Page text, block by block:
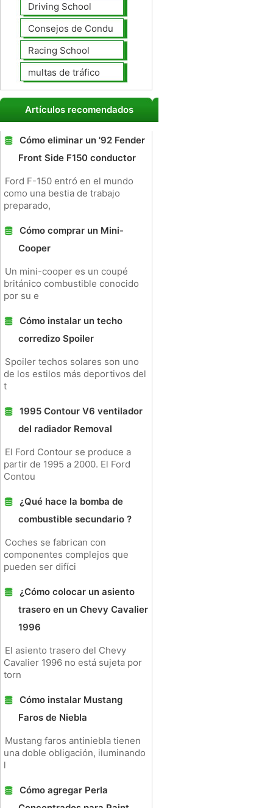
Driving School
Consejos de Conducción
Racing School
multas de tráfico
Artículos recomendados
Cómo eliminar un '92 Fender
Front Side F150 conductor
Ford F-150 entró en el mundo
como una bestia de trabajo
preparado,
Cómo comprar un Mini-
Cooper
Un mini-cooper es un coupé
británico combustible conocido
por su e
Cómo instalar un techo
corredizo Spoiler
Spoiler techos solares son uno
de los estilos más deportivos del
t
1995 Contour V6 ventilador
del radiador Removal
El Ford Contour se produce a
partir de 1995 a 2000. El Ford
Contou
¿Qué hace la bomba de
combustible secundario ?
Coches se fabrican con
componentes complejos que
pueden ser difíci
¿Cómo colocar un asiento
trasero en un Chevy Cavalier
1996
El asiento trasero del Chevy
Cavalier 1996 no está sujeta por
torn
Cómo instalar Mustang
Faros de Niebla
Mustang faros antiniebla tienen
una doble obligación, iluminando
l
Cómo agregar Perla